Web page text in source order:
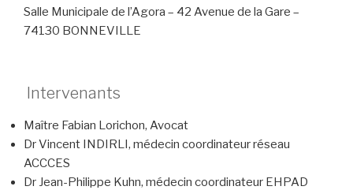
Salle Municipale de l’Agora – 42 Avenue de la Gare –
74130 BONNEVILLE
Intervenants
Maître Fabian Lorichon, Avocat
Dr Vincent INDIRLI, médecin coordinateur réseau
ACCCES
Dr Jean-Philippe Kuhn, médecin coordinateur EHPAD